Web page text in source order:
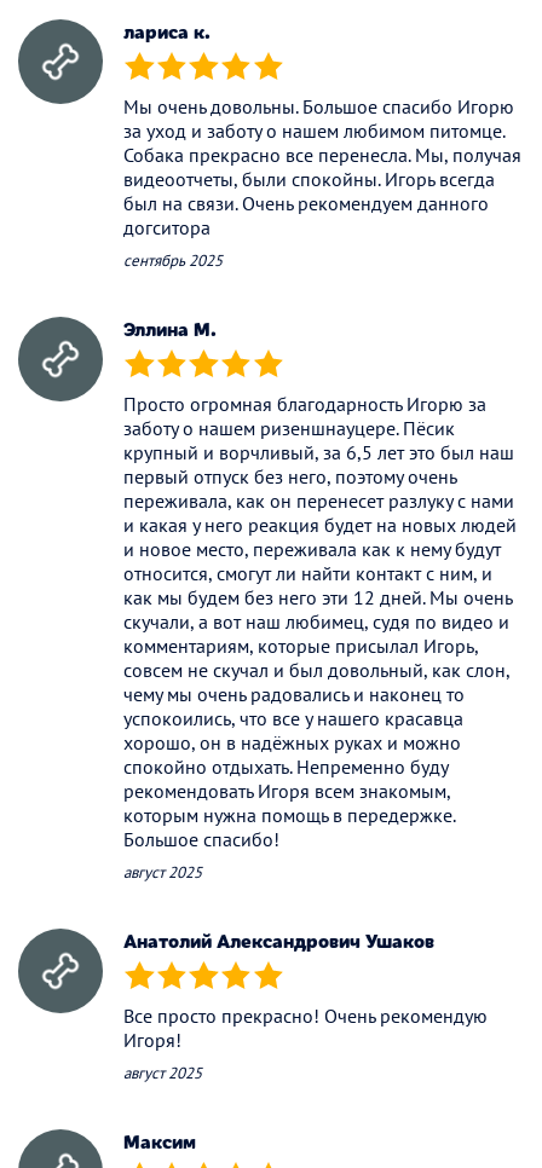
лариса к.
(*) (*) (*) (*) (*)
Мы очень довольны. Большое спасибо Игорю
за уход и заботу о нашем любимом питомце.
Собака прекрасно все перенесла. Мы, получая
видеоотчеты, были спокойны. Игорь всегда
был на связи. Очень рекомендуем данного
догситора
сентябрь 2025
Эллина М.
(*) (*) (*) (*) (*)
Просто огромная благодарность Игорю за
заботу о нашем ризеншнауцере. Пёсик
крупный и ворчливый, за 6,5 лет это был наш
первый отпуск без него, поэтому очень
переживала, как он перенесет разлуку с нами
и какая у него реакция будет на новых людей
и новое место, переживала как к нему будут
относится, смогут ли найти контакт с ним, и
как мы будем без него эти 12 дней. Мы очень
скучали, а вот наш любимец, судя по видео и
комментариям, которые присылал Игорь,
совсем не скучал и был довольный, как слон,
чему мы очень радовались и наконец то
успокоились, что все у нашего красавца
хорошо, он в надёжных руках и можно
спокойно отдыхать. Непременно буду
рекомендовать Игоря всем знакомым,
которым нужна помощь в передержке.
Большое спасибо!
август 2025
Анатолий Александрович Ушаков
(*) (*) (*) (*) (*)
Все просто прекрасно! Очень рекомендую
Игоря!
август 2025
Максим